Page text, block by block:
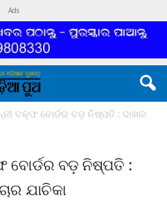
Ads
ବକ୍ଫ ବୋର୍ଡର ବଡ଼ ନିଷ୍ପତି : ଦାଖଲ
ବୋର୍ଡର ବଡ଼ ନିଷ୍ପତି :
ଯାଚିକା